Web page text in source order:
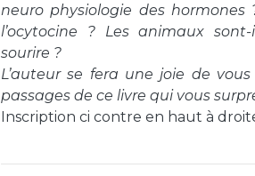
neuro physiologie des hormones
l’ocytocine ? Les animaux
sourire ?
L’auteur se fera une joie de
passages de ce livre qui vous
Inscription ci contre en haut à